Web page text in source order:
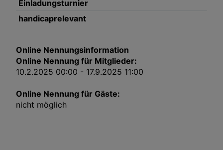
Einladungsturnier
handicaprelevant
Online Nennungsinformation
Online Nennung für Mitglieder:
10.2.2025 00:00 - 17.9.2025 11:00
Online Nennung für Gäste:
nicht möglich
Impressum
Folgendes bereitzustellen:
Verwendung genauer Standortdaten. Endgeräteeigenschaften zur Identifikation
aktiv abfragen. Speichern von oder Zugriff auf Informationen auf einem
Endgerät. Personalisierte Werbung und Inhalte, Messung von Werbeleistung
und der Performance von Inhalten, Zielgruppenforschung sowie Entwicklung
Liste der Partner (Lieferanten)